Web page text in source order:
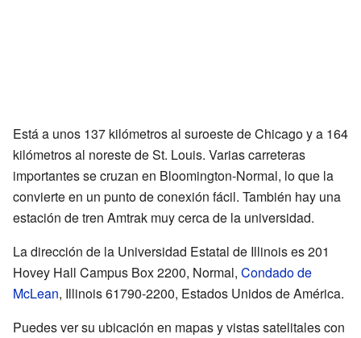
Está a unos 137 kilómetros al suroeste de Chicago y a 164
kilómetros al noreste de St. Louis. Varias carreteras
importantes se cruzan en Bloomington-Normal, lo que la
convierte en un punto de conexión fácil. También hay una
estación de tren Amtrak muy cerca de la universidad.
La dirección de la Universidad Estatal de Illinois es 201
Hovey Hall Campus Box 2200, Normal, Condado de
McLean, Illinois 61790-2200, Estados Unidos de América.
Puedes ver su ubicación en mapas y vistas satelitales con